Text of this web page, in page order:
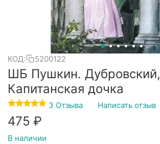
КОД: 5200122
ШБ Пушкин. Дубровский,
Капитанская дочка
3 Отзыва Написать отзыв
‍475‍ ₽
В наличии